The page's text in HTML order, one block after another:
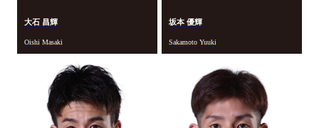
大石 昌輝
Oishi Masaki
坂本 優輝
Sakamoto Yuuki